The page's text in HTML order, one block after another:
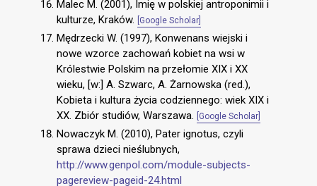
Malec M. (2001), Imię w polskiej antroponimii i
kulturze, Kraków.
[Google Scholar]
Mędrzecki W. (1997), Konwenans wiejski i
nowe wzorce zachowań kobiet na wsi w
Królestwie Polskim na przełomie XIX i XX
wieku, [w:] A. Szwarc, A. Żarnowska (red.),
Kobieta i kultura życia codziennego: wiek XIX i
XX. Zbiór studiów, Warszawa.
[Google Scholar]
Nowaczyk M. (2010), Pater ignotus, czyli
sprawa dzieci nieślubnych,
http://www.genpol.com/module-subjects-
pagereview-pageid-24.html